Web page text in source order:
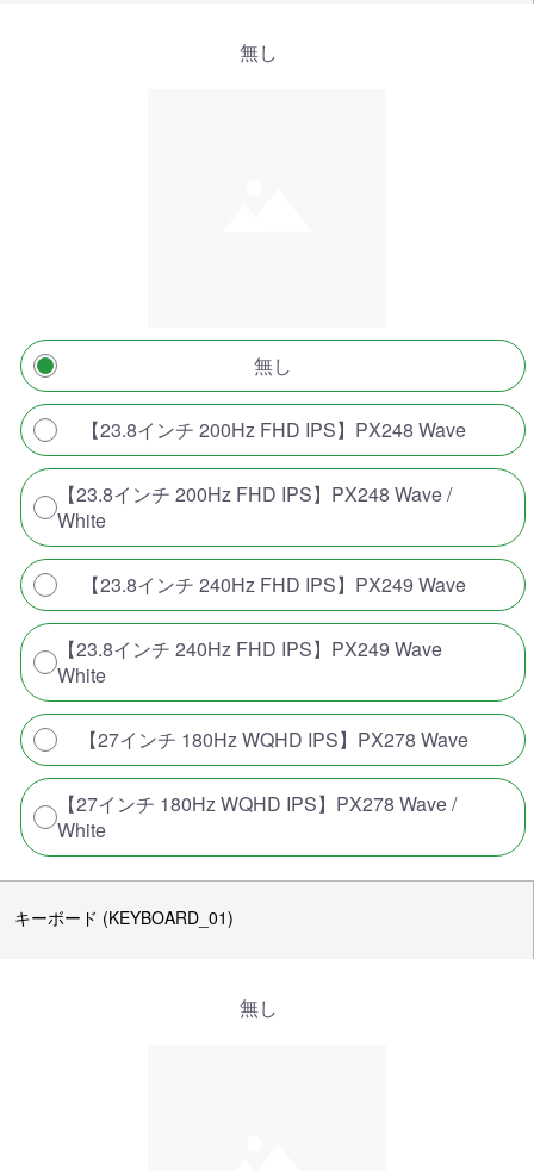
無し
無し
【23.8インチ 200Hz FHD IPS】PX248 Wave
【23.8インチ 200Hz FHD IPS】PX248 Wave /
White
【23.8インチ 240Hz FHD IPS】PX249 Wave
【23.8インチ 240Hz FHD IPS】PX249 Wave
White
【27インチ 180Hz WQHD IPS】PX278 Wave
【27インチ 180Hz WQHD IPS】PX278 Wave /
White
キーボード (KEYBOARD_01)
無し